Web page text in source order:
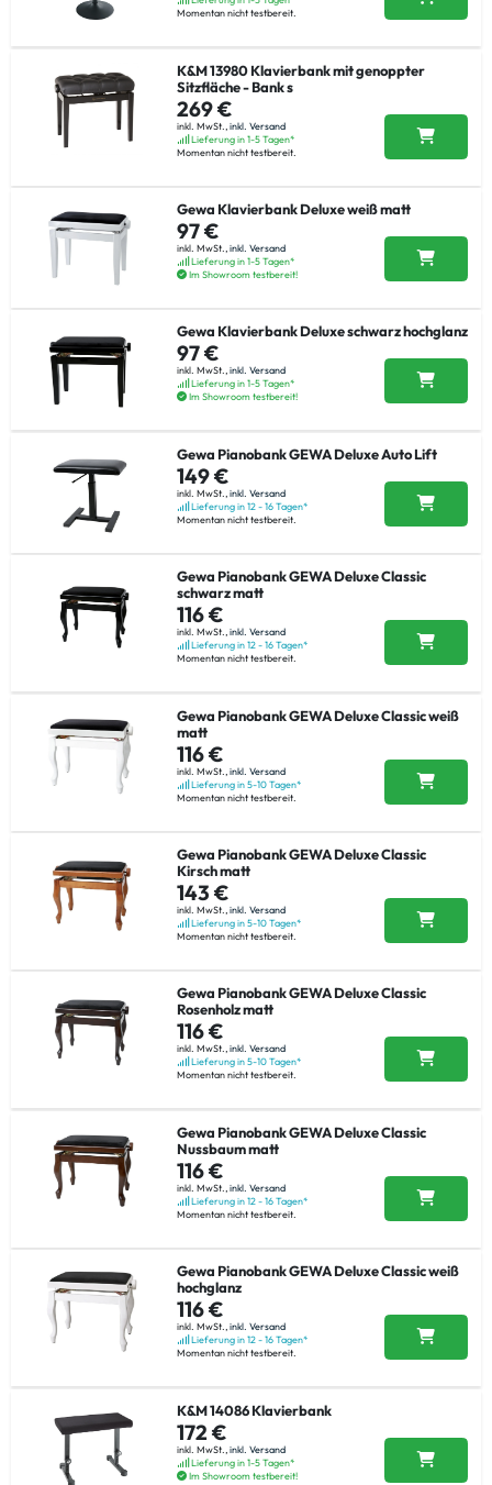
Momentan nicht testbereit.
K&M 13980 Klavierbank mit genoppter
Sitzfläche - Bank s
269 €
inkl. MwSt., inkl. Versand
Lieferung in 1-5 Tagen*
Momentan nicht testbereit.
Gewa Klavierbank Deluxe weiß matt
97 €
inkl. MwSt., inkl. Versand
Lieferung in 1-5 Tagen*
Im Showroom testbereit!
Gewa Klavierbank Deluxe schwarz hochglanz
97 €
inkl. MwSt.,inkl. Versand
Lieferung in 1-5 Tagen*
Im Showroom testbereit!
Gewa Pianobank GEWA Deluxe Auto Lift
149 €
inkl. MwSt., inkl. Versand
Lieferung in 12 - 16 Tagen*
Momentan nicht testbereit.
Gewa Pianobank GEWA Deluxe Classic
schwarz matt
116 €
inkl. MwSt.,inkl. Versand
Lieferung in 12 - 16 Tagen*
Momentan nicht testbereit.
Gewa Pianobank GEWA Deluxe Classic weiß
matt
116 €
inkl. MwSt., inkl. Versand
Lieferung in 5-10 Tagen*
Momentan nicht testbereit.
Gewa Pianobank GEWA Deluxe Classic
Kirsch matt
143 €
inkl. MwSt., inkl. Versand
Lieferung in 5-10 Tagen*
Momentan nicht testbereit.
Gewa Pianobank GEWA Deluxe Classic
Rosenholz matt
116 €
inkl. MwSt.,inkl. Versand
Lieferung in 5-10 Tagen*
Momentan nicht testbereit.
Gewa Pianobank GEWA Deluxe Classic
Nussbaum matt
116 €
inkl. MwSt., inkl. Versand
Lieferung in 12 - 16 Tagen*
Momentan nicht testbereit.
Gewa Pianobank GEWA Deluxe Classic weiß
hochglanz
116 €
inkl. MwSt.,inkl. Versand
Lieferung in 12 - 16 Tagen*
Momentan nicht testbereit.
K&M 14086 Klavierbank
172 €
inkl. MwSt., inkl. Versand
Lieferung in 1-5 Tagen*
Im Showroom testbereit!